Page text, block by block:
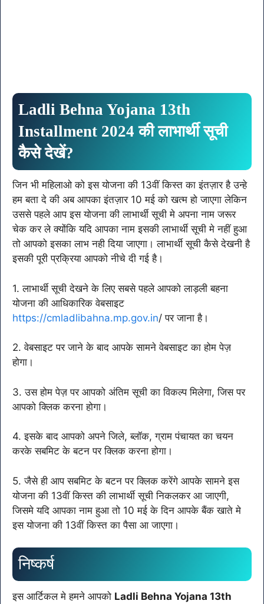
Ladli Behna Yojana 13th
Installment 2024 की लाभार्थी सूची
कैसे देखें?
जिन भी महिलाओ को इस योजना की 13वीं किस्त का इंतज़ार है उन्हे
हम बता दे की अब आपका इंतज़ार 10 मई को खत्म हो जाएगा लेकिन
उससे पहले आप इस योजना की लाभार्थी सूची मे अपना नाम जरूर
चेक कर ले क्योंकि यदि आपका नाम इसकी लाभार्थी सूची मे नहीं हुआ
तो आपको इसका लाभ नही दिया जाएगा। लाभार्थी सूची कैसे देखनी है
इसकी पूरी प्रक्रिया आपको नीचे दी गई है।
1. लाभार्थी सूची देखने के लिए सबसे पहले आपको लाड़ली बहना
योजना की आधिकारिक वेबसाइट
https://cmladlibahna.mp.gov.in/ पर जाना है।
2. वेबसाइट पर जाने के बाद आपके सामने वेबसाइट का होम पेज़
होगा।
3. उस होम पेज़ पर आपको अंतिम सूची का विकल्प मिलेगा, जिस पर
आपको क्लिक करना होगा।
4. इसके बाद आपको अपने जिले, ब्लॉक, ग्राम पंचायत का चयन
करके सबमिट के बटन पर क्लिक करना होगा।
5. जैसे ही आप सबमिट के बटन पर क्लिक करेंगे आपके सामने इस
योजना की 13वीं किस्त की लाभार्थी सूची निकलकर आ जाएगी,
जिसमे यदि आपका नाम हुआ तो 10 मई के दिन आपके बैंक खाते मे
इस योजना की 13वीं किस्त का पैसा आ जाएगा।
निष्कर्ष
इस आर्टिकल मे हमने आपको Ladli Behna Yojana 13th